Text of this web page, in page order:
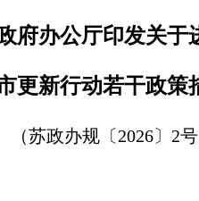
府办公厅印发关于
更新行动若干政策
（苏政办规〔2026〕2号